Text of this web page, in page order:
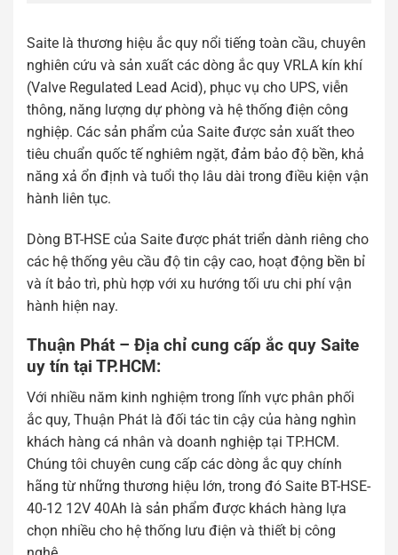
Saite là thương hiệu ắc quy nổi tiếng toàn cầu, chuyên
nghiên cứu và sản xuất các dòng ắc quy VRLA kín khí
(Valve Regulated Lead Acid), phục vụ cho UPS, viễn
thông, năng lượng dự phòng và hệ thống điện công
nghiệp. Các sản phẩm của Saite được sản xuất theo
tiêu chuẩn quốc tế nghiêm ngặt, đảm bảo độ bền, khả
năng xả ổn định và tuổi thọ lâu dài trong điều kiện vận
hành liên tục.
Dòng BT-HSE của Saite được phát triển dành riêng cho
các hệ thống yêu cầu độ tin cậy cao, hoạt động bền bỉ
và ít bảo trì, phù hợp với xu hướng tối ưu chi phí vận
hành hiện nay.
Thuận Phát – Địa chỉ cung cấp ắc quy Saite
uy tín tại TP.HCM:
Với nhiều năm kinh nghiệm trong lĩnh vực phân phối
ắc quy, Thuận Phát là đối tác tin cậy của hàng nghìn
khách hàng cá nhân và doanh nghiệp tại TP.HCM.
Chúng tôi chuyên cung cấp các dòng ắc quy chính
hãng từ những thương hiệu lớn, trong đó Saite BT-HSE-
40-12 12V 40Ah là sản phẩm được khách hàng lựa
chọn nhiều cho hệ thống lưu điện và thiết bị công